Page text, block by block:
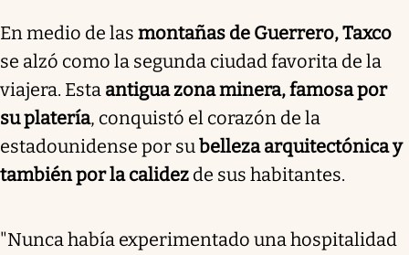
En medio de las montañas de Guerrero, Taxco
se alzó como la segunda ciudad favorita de la
viajera. Esta antigua zona minera, famosa por
su platería, conquistó el corazón de la
estadounidense por su belleza arquitectónica y
también por la calidez de sus habitantes.
"Nunca había experimentado una hospitalidad